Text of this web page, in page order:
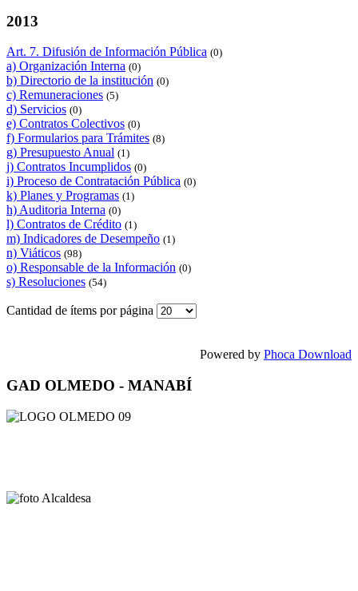
2013
Art. 7. Difusión de Información Pública (0)
a) Organización Interna (0)
b) Directorio de la institución (0)
c) Remuneraciones (5)
d) Servicios (0)
e) Contratos Colectivos (0)
f) Formularios para Trámites (8)
g) Presupuesto Anual (1)
j) Contratos Incumplidos (0)
i) Proceso de Contratación Pública (0)
k) Planes y Programas (1)
h) Auditoria Interna (0)
l) Contratos de Crédito (1)
m) Indicadores de Desempeño (1)
n) Viáticos (98)
o) Responsable de la Información (0)
s) Resoluciones (54)
Cantidad de ítems por página
Powered by Phoca Download
GAD OLMEDO - MANABÍ